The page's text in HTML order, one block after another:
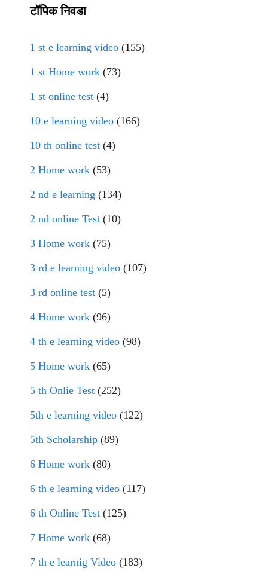
टॉपिक निवडा
1 st e learning video (155)
1 st Home work (73)
1 st online test (4)
10 e learning video (166)
10 th online test (4)
2 Home work (53)
2 nd e learning (134)
2 nd online Test (10)
3 Home work (75)
3 rd e learning video (107)
3 rd online test (5)
4 Home work (96)
4 th e learning video (98)
5 Home work (65)
5 th Onlie Test (252)
5th e learning video (122)
5th Scholarship (89)
6 Home work (80)
6 th e learning video (117)
6 th Online Test (125)
7 Home work (68)
7 th e learnig Video (183)